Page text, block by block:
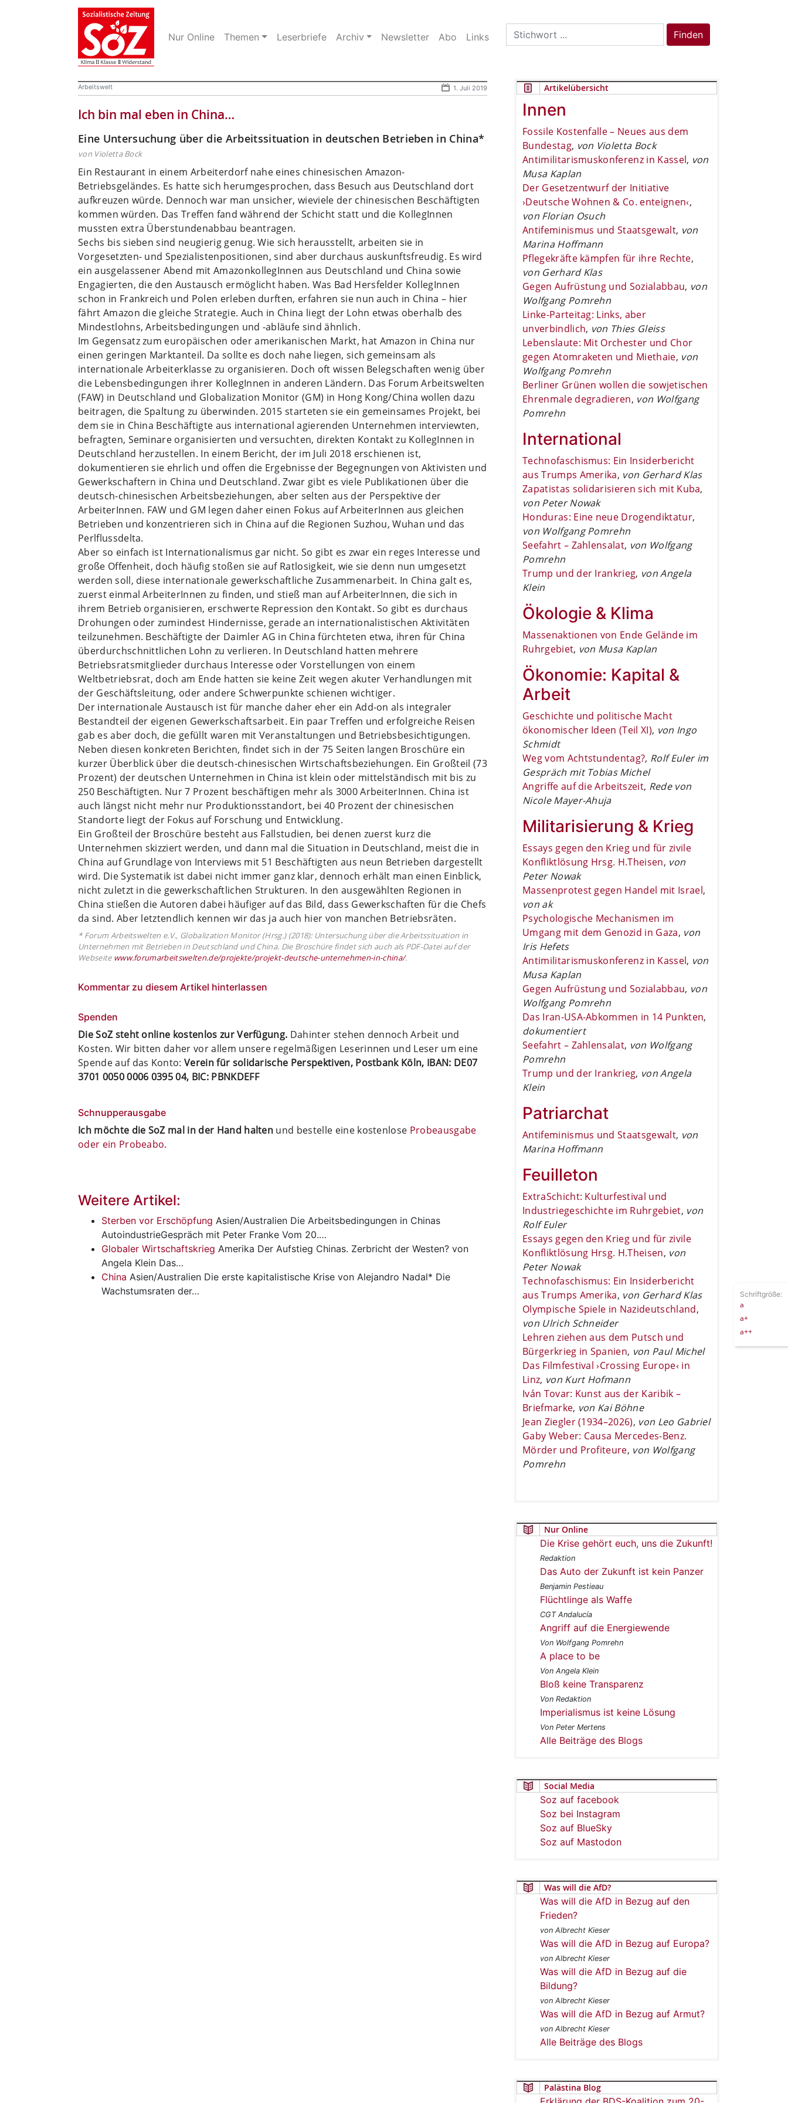
Nur Online Themen Leserbriefe Archiv Newsletter Abo Links
Search
for:
Finden
Arbeitswelt 1. Juli 2019
Ich bin mal eben in China…
Eine Untersuchung über die Arbeitssituation in deutschen Betrieben in China*
von Violetta Bock
Ein Restaurant in einem Arbeiterdorf nahe eines chinesischen Amazon-
Betriebsgeländes. Es hatte sich herumgesprochen, dass Besuch aus Deutschland dort
aufkreuzen würde. Dennoch war man unsicher, wieviele der chinesischen Beschäftigten
kommen würden. Das Treffen fand während der Schicht statt und die KollegInnen
mussten extra Überstundenabbau beantragen.
Sechs bis sieben sind neugierig genug. Wie sich herausstellt, arbeiten sie in
Vorgesetzten- und Spezialistenpositionen, sind aber durchaus auskunftsfreudig. Es wird
ein ausgelassener Abend mit AmazonkollegInnen aus Deutschland und China sowie
Engagierten, die den Austausch ermöglicht haben. Was Bad Hersfelder KollegInnen
schon in Frankreich und Polen erleben durften, erfahren sie nun auch in China – hier
fährt Amazon die gleiche Strategie. Auch in China liegt der Lohn etwas oberhalb des
Mindestlohns, Arbeitsbedingungen und -abläufe sind ähnlich.
Im Gegensatz zum europäischen oder amerikanischen Markt, hat Amazon in China nur
einen geringen Marktanteil. Da sollte es doch nahe liegen, sich gemeinsam als
internationale Arbeiterklasse zu organisieren. Doch oft wissen Belegschaften wenig über
die Lebensbedingungen ihrer KollegInnen in anderen Ländern. Das Forum Arbeitswelten
(FAW) in Deutschland und Globalization Monitor (GM) in Hong Kong/China wollen dazu
beitragen, die Spaltung zu überwinden. 2015 starteten sie ein gemeinsames Projekt, bei
dem sie in China Beschäftigte aus international agierenden Unternehmen interviewten,
befragten, Seminare organisierten und versuchten, direkten Kontakt zu KollegInnen in
Deutschland herzustellen. In einem Bericht, der im Juli 2018 erschienen ist,
dokumentieren sie ehrlich und offen die Ergebnisse der Begegnungen von Aktivisten und
Gewerkschaftern in China und Deutschland. Zwar gibt es viele Publikationen über die
deutsch-chinesischen Arbeitsbeziehungen, aber selten aus der Perspektive der
ArbeiterInnen. FAW und GM legen daher einen Fokus auf ArbeiterInnen aus gleichen
Betrieben und konzentrieren sich in China auf die Regionen Suzhou, Wuhan und das
Perlflussdelta.
Aber so einfach ist Internationalismus gar nicht. So gibt es zwar ein reges Interesse und
große Offenheit, doch häufig stoßen sie auf Ratlosigkeit, wie sie denn nun umgesetzt
werden soll, diese internationale gewerkschaftliche Zusammenarbeit. In China galt es,
zuerst einmal ArbeiterInnen zu finden, und stieß man auf ArbeiterInnen, die sich in
ihrem Betrieb organisieren, erschwerte Repression den Kontakt. So gibt es durchaus
Drohungen oder zumindest Hindernisse, gerade an internationalistischen Aktivitäten
teilzunehmen. Beschäftigte der Daimler AG in China fürchteten etwa, ihren für China
überdurchschnittlichen Lohn zu verlieren. In Deutschland hatten mehrere
Betriebsratsmitglieder durchaus Interesse oder Vorstellungen von einem
Weltbetriebsrat, doch am Ende hatten sie keine Zeit wegen akuter Verhandlungen mit
der Geschäftsleitung, oder andere Schwerpunkte schienen wichtiger.
Der internationale Austausch ist für manche daher eher ein Add-on als integraler
Bestandteil der eigenen Gewerkschaftsarbeit. Ein paar Treffen und erfolgreiche Reisen
gab es aber doch, die gefüllt waren mit Veranstaltungen und Betriebsbesichtigungen.
Neben diesen konkreten Berichten, findet sich in der 75 Seiten langen Broschüre ein
kurzer Überblick über die deutsch-chinesischen Wirtschaftsbeziehungen. Ein Großteil (73
Prozent) der deutschen Unternehmen in China ist klein oder mittelständisch mit bis zu
250 Beschäftigten. Nur 7 Prozent beschäftigen mehr als 3000 ArbeiterInnen. China ist
auch längst nicht mehr nur Produktionsstandort, bei 40 Prozent der chinesischen
Standorte liegt der Fokus auf Forschung und Entwicklung.
Ein Großteil der Broschüre besteht aus Fallstudien, bei denen zuerst kurz die
Unternehmen skizziert werden, und dann mal die Situation in Deutschland, meist die in
China auf Grundlage von Interviews mit 51 Beschäftigten aus neun Betrieben dargestellt
wird. Die Systematik ist dabei nicht immer ganz klar, dennoch erhält man einen Einblick,
nicht zuletzt in die gewerkschaftlichen Strukturen. In den ausgewählten Regionen in
China stießen die Autoren dabei häufiger auf das Bild, dass Gewerkschaften für die Chefs
da sind. Aber letztendlich kennen wir das ja auch hier von manchen Betriebsräten.
* Forum Arbeitswelten e.V., Globalization Monitor (Hrsg.) (2018): Untersuchung über die Arbeitssituation in
Unternehmen mit Betrieben in Deutschland und China. Die Broschüre findet sich auch als PDF-Datei auf der
Webseite www.forumarbeitswelten.de/projekte/projekt-deutsche-unternehmen-in-china/.
Kommentar zu diesem Artikel hinterlassen
Spenden
Die SoZ steht online kostenlos zur Verfügung. Dahinter stehen dennoch Arbeit und
Kosten. Wir bitten daher vor allem unsere regelmäßigen Leserinnen und Leser um eine
Spende auf das Konto:Verein für solidarische Perspektiven, Postbank Köln, IBAN: DE07
3701 0050 0006 0395 04, BIC: PBNKDEFF
Schnupperausgabe
Ich möchte die SoZ mal in der Hand halten und bestelle eine kostenlose Probeausgabe
oder ein Probeabo.
Weitere Artikel:
Sterben vor Erschöpfung Asien/Australien Die Arbeitsbedingungen in Chinas
AutoindustrieGespräch mit Peter Franke Vom 20.…
Globaler Wirtschaftskrieg Amerika Der Aufstieg Chinas. Zerbricht der Westen? von
Angela Klein Das…
China Asien/Australien Die erste kapitalistische Krise von Alejandro Nadal* Die
Wachstumsraten der…
Artikelübersicht
Innen
Fossile Kostenfalle – Neues aus dem
Bundestag, von Violetta Bock
Antimilitarismuskonferenz in Kassel, von
Musa Kaplan
Der Gesetzentwurf der Initiative
›Deutsche Wohnen & Co. enteignen‹,
von Florian Osuch
Antifeminismus und Staatsgewalt, von
Marina Hoffmann
Pflegekräfte kämpfen für ihre Rechte,
von Gerhard Klas
Gegen Aufrüstung und Sozialabbau, von
Wolfgang Pomrehn
Linke-Parteitag: Links, aber
unverbindlich, von Thies Gleiss
Lebenslaute: Mit Orchester und Chor
gegen Atomraketen und Miethaie, von
Wolfgang Pomrehn
Berliner Grünen wollen die sowjetischen
Ehrenmale degradieren, von Wolfgang
Pomrehn
International
Technofaschismus: Ein Insiderbericht
aus Trumps Amerika, von Gerhard Klas
Zapatistas solidarisieren sich mit Kuba,
von Peter Nowak
Honduras: Eine neue Drogendiktatur,
von Wolfgang Pomrehn
Seefahrt – Zahlensalat, von Wolfgang
Pomrehn
Trump und der Irankrieg, von Angela
Klein
Ökologie & Klima
Massenaktionen von Ende Gelände im
Ruhrgebiet, von Musa Kaplan
Ökonomie: Kapital &
Arbeit
Geschichte und politische Macht
ökonomischer Ideen (Teil XI), von Ingo
Schmidt
Weg vom Achtstundentag?, Rolf Euler im
Gespräch mit Tobias Michel
Angriffe auf die Arbeitszeit, Rede von
Nicole Mayer-Ahuja
Militarisierung & Krieg
Essays gegen den Krieg und für zivile
Konfliktlösung Hrsg. H.Theisen, von
Peter Nowak
Massenprotest gegen Handel mit Israel,
von ak
Psychologische Mechanismen im
Umgang mit dem Genozid in Gaza, von
Iris Hefets
Antimilitarismuskonferenz in Kassel, von
Musa Kaplan
Gegen Aufrüstung und Sozialabbau, von
Wolfgang Pomrehn
Das Iran-USA-Abkommen in 14 Punkten,
dokumentiert
Seefahrt – Zahlensalat, von Wolfgang
Pomrehn
Trump und der Irankrieg, von Angela
Klein
Patriarchat
Antifeminismus und Staatsgewalt, von
Marina Hoffmann
Feuilleton
ExtraSchicht: Kulturfestival und
Industriegeschichte im Ruhrgebiet, von
Rolf Euler
Essays gegen den Krieg und für zivile
Konfliktlösung Hrsg. H.Theisen, von
Peter Nowak
Technofaschismus: Ein Insiderbericht
aus Trumps Amerika, von Gerhard Klas
Olympische Spiele in Nazideutschland,
von Ulrich Schneider
Lehren ziehen aus dem Putsch und
Bürgerkrieg in Spanien, von Paul Michel
Das Filmfestival ›Crossing Europe‹ in
Linz, von Kurt Hofmann
Iván Tovar: Kunst aus der Karibik –
Briefmarke, von Kai Böhne
Jean Ziegler (1934–2026), von Leo Gabriel
Gaby Weber: Causa Mercedes-Benz.
Mörder und Profiteure, von Wolfgang
Pomrehn
Nur Online
Die Krise gehört euch, uns die Zukunft!
Redaktion
Das Auto der Zukunft ist kein Panzer
Benjamin Pestieau
Flüchtlinge als Waffe
CGT Andalucía
Angriff auf die Energiewende
Von Wolfgang Pomrehn
A place to be
Von Angela Klein
Bloß keine Transparenz
Von Redaktion
Imperialismus ist keine Lösung
Von Peter Mertens
Alle Beiträge des Blogs
Social Media
Soz auf facebook
Soz bei Instagram
Soz auf BlueSky
Soz auf Mastodon
Was will die AfD?
Was will die AfD in Bezug auf den
Frieden?
von Albrecht Kieser
Was will die AfD in Bezug auf Europa?
von Albrecht Kieser
Was will die AfD in Bezug auf die
Bildung?
von Albrecht Kieser
Was will die AfD in Bezug auf Armut?
von Albrecht Kieser
Alle Beiträge des Blogs
Palästina Blog
Schriftgröße:
a
a+
a++